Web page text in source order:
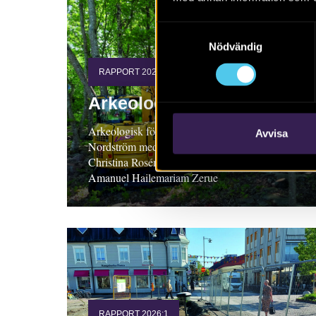
Nödvändig
Avvisa
RAPPORT 2026:4
Arkeologi i Väröbacka
Arkeologisk förundersökning, Halland. Emma
Nordström med bidrag av Maria Paring,
Christina Rosén, Santeri Vanhanen och
Amanuel Hailemariam Zerue
RAPPORT 2026:1